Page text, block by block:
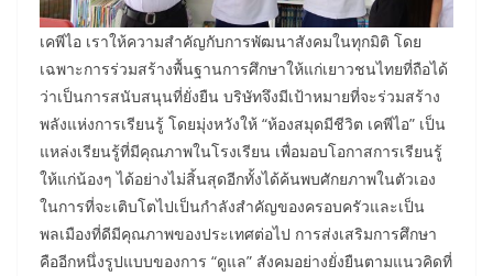
เคพีไอ เราให้ความสำคัญกับการพัฒนาสังคมในทุกมิติ โดย
เฉพาะการร่วมสร้างพื้นฐานการศึกษาให้แก่เยาวชนไทยที่ถือได้
ว่าเป็นการสนับสนุนที่ยั่งยืน บริษัทจึงมีเป้าหมายที่จะร่วมสร้าง
พลังแห่งการเรียนรู้ โดยมุ่งหวังให้ “ห้องสมุดมีชีวิต เคพีไอ” เป็น
แหล่งเรียนรู้ที่มีคุณภาพในโรงเรียน เพื่อมอบโอกาสการเรียนรู้
ให้แก่น้องๆ ได้อย่างไม่สิ้นสุดอีกทั้งได้ค้นพบศักยภาพในตัวเอง
ในการที่จะเติบโตไปเป็นกำลังสำคัญของครอบครัวและเป็น
พลเมืองที่ดีมีคุณภาพของประเทศต่อไป การส่งเสริมการศึกษา
คืออีกหนึ่งรูปแบบของการ “ดูแล” สังคมอย่างยั่งยืนตามแนวคิดที่